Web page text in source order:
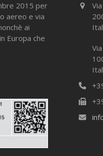
2015 per
aereo e via
ai
Europa che